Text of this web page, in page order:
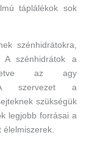
táplálékok sok
szénhidrátokra,
szénhidrátok a
az agy
A szervezet a
szükségük
legjobb forrásai a
élelmiszerek.